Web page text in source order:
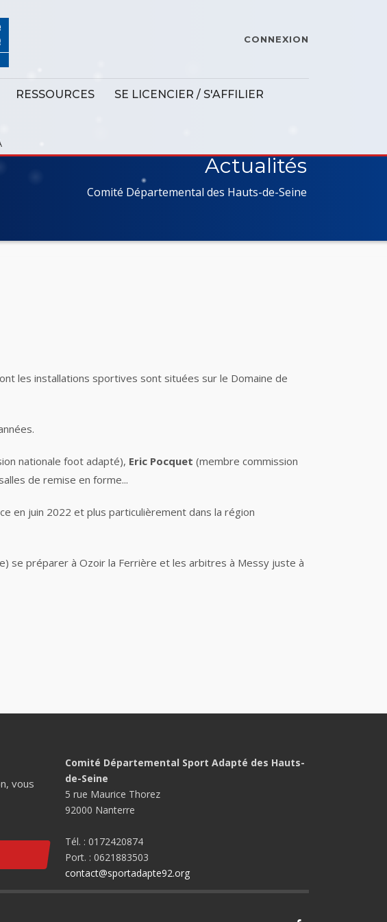
CONNEXION
RESSOURCES
SE LICENCIER / S'AFFILIER
Actualités
Comité Départemental des Hauts-de-Seine
les installations sportives sont situées sur le Domaine de
nationale foot adapté), Eric Pocquet (membre commission
de remise en forme...
en juin 2022 et plus particulièrement dans la région
se préparer à Ozoir la Ferrière et les arbitres à Messy juste à
vous
Comité Départemental Sport Adapté des Hauts-
de-Seine
5 rue Maurice Thorez
92000 Nanterre
Tél. : 0172420874
Port. : 0621883503
contact@sportadapte92.org